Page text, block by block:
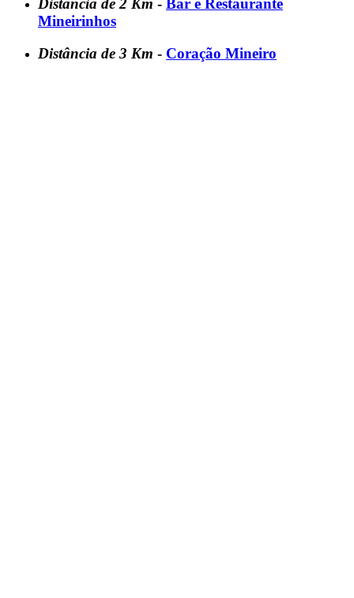
Distância de 2 Km - Bar e Restaurante
Mineirinhos
Distância de 3 Km - Coração Mineiro